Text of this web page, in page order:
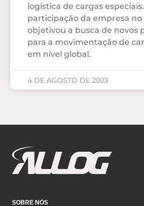
logística de cargas
participação da empresa
objetivou a busca de novos
para a movimentação de
em nível global.
4 DE AGOSTO DE 2023
SOBRE NÓS